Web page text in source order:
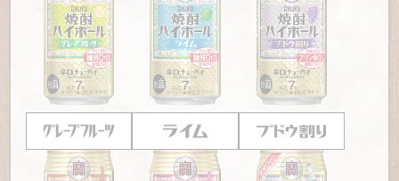
てる！江戸から続く新橋の酒屋で角打ち
【東京「金子酒店」】堀切菖蒲園近くの角打ちは50年通
っても春夏冬（あきない）店
【「角打ちの日」】
7月11日は「角打ちの日」。夜7時11分
の乾杯、今年はリモートで
【東京「夕やけだんだん」】夕焼けとばあばの笑顔が名
物 どこか懐かしい西日暮里の角打ち
店主が考えたマジメ＋笑いの"下町流"経営論
【浅草「正ちゃん」】
こってり＆濃厚な煮込みと下町のに
おいを、今に伝える
【赤羽「鯉とうなぎのまるます家」】
元・工業地帯、赤羽
ののんべえが認めた「歴史あるたたずまいと味」
【上野「大統領」】
無頼派小説に登場しそうなモツの店、
今日も、昼から満員御礼